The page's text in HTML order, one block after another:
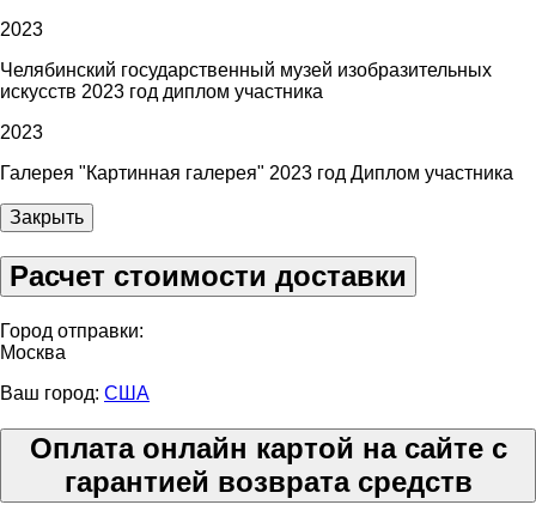
2023
Челябинский государственный музей изобразительных
искусств 2023 год диплом участника
2023
Галерея "Картинная галерея" 2023 год Диплом участника
Закрыть
Расчет стоимости доставки
Город отправки:
Москва
Ваш город: США
Оплата онлайн картой на сайте с
гарантией возврата средств